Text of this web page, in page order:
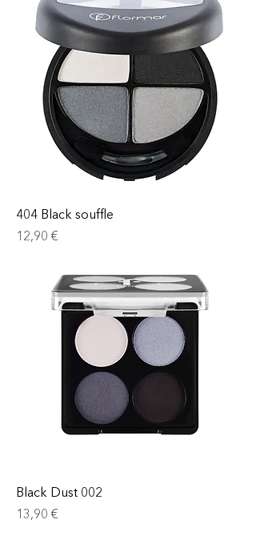
404 Black souffle
Prix
12,90 €
Black Dust 002
Prix
13,90 €